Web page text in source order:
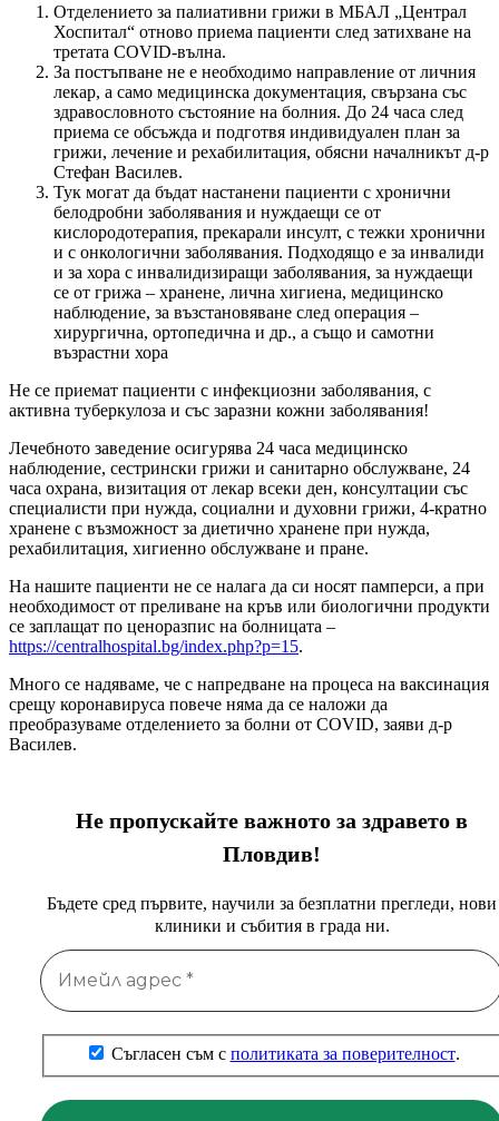
Отделението за палиативни грижи в МБАЛ „Централ
Хоспитал“ отново приема пациенти след затихване на
третата COVID-вълна.
За постъпване не е необходимо направление от личния
лекар, а само медицинска документация, свързана със
здравословното състояние на болния. До 24 часа след
приема се обсъжда и подготвя индивидуален план за
грижи, лечение и рехабилитация, обясни началникът д-р
Стефан Василев.
Тук могат да бъдат настанени пациенти с хронични
белодробни заболявания и нуждаещи се от
кислородотерапия, прекарали инсулт, с тежки хронични
и с онкологични заболявания. Подходящо е за инвалиди
и за хора с инвалидизиращи заболявания, за нуждаещи
се от грижа – хранене, лична хигиена, медицинско
наблюдение, за възстановяване след операция –
хирургична, ортопедична и др., а също и самотни
възрастни хора
Не се приемат пациенти с инфекциозни заболявания, с
активна туберкулоза и със заразни кожни заболявания!
Лечебното заведение осигурява 24 часа медицинско
наблюдение, сестрински грижи и санитарно обслужване, 24
часа охрана, визитация от лекар всеки ден, консултации със
специалисти при нужда, социални и духовни грижи, 4-кратно
хранене с възможност за диетично хранене при нужда,
рехабилитация, хигиенно обслужване и пране.
На нашите пациенти не се налага да си носят памперси, а при
необходимост от преливане на кръв или биологични продукти
се заплащат по ценоразпис на болницата –
https://centralhospital.bg/index.php?p=15.
Много се надяваме, че с напредване на процеса на ваксинация
срещу коронавируса повече няма да се наложи да
преобразуваме отделението за болни от COVID, заяви д-р
Василев.
Не пропускайте важното за здравето в
Пловдив!
Бъдете сред първите, научили за безплатни прегледи, нови
клиники и събития в града ни.
Съгласен съм с политиката за поверителност.